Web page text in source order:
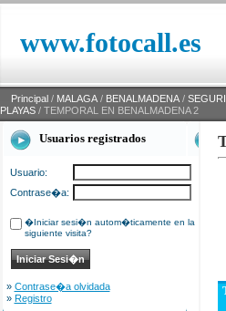
www.fotocall.es
Principal / MALAGA / BENALMADENA /
PLAYAS / TEMPORAL EN BENALMADENA 2
Usuarios registrados
Usuario:
Contrase�a:
�Iniciar sesi�n autom�ticamente en la
siguiente visita?
» Contrase�a olvidada
» Registro